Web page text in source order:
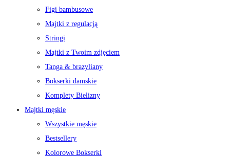
Figi bambusowe
Majtki z regulacją
Stringi
Majtki z Twoim zdjęciem
Tanga & brazyliany
Bokserki damskie
Komplety Bielizny
Majtki męskie
Wszystkie męskie
Bestsellery
Kolorowe Bokserki